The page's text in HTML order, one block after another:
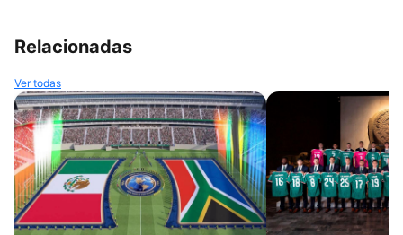
Relacionadas
Ver todas